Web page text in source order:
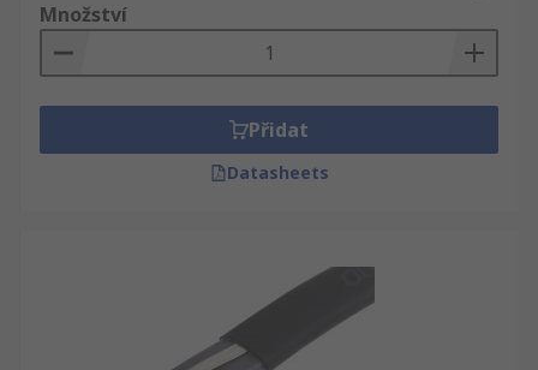
Množství
Přidat
Datasheets